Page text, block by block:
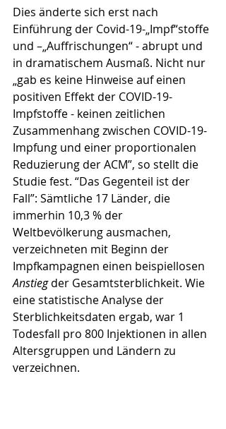
Dies änderte sich erst nach
Einführung der Covid-19-„Impf“stoffe
und –„Auffrischungen“ - abrupt und
in dramatischem Ausmaß. Nicht nur
„gab es keine Hinweise auf einen
positiven Effekt der COVID-19-
Impfstoffe - keinen zeitlichen
Zusammenhang zwischen COVID-19-
Impfung und einer proportionalen
Reduzierung der ACM”, so stellt die
Studie fest. “Das Gegenteil ist der
Fall”: Sämtliche 17 Länder, die
immerhin 10,3 % der
Weltbevölkerung ausmachen,
verzeichneten mit Beginn der
Impfkampagnen einen beispiellosen
Anstieg der Gesamtsterblichkeit. Wie
eine statistische Analyse der
Sterblichkeitsdaten ergab, war 1
Todesfall pro 800 Injektionen in allen
Altersgruppen und Ländern zu
verzeichnen.